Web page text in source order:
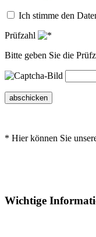
Ich stimme den
Prüfzahl
Bitte geben Sie die
abschicken
* Hier können Sie
Wichtige